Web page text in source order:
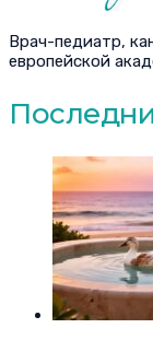
Врач-педиатр,
европейской